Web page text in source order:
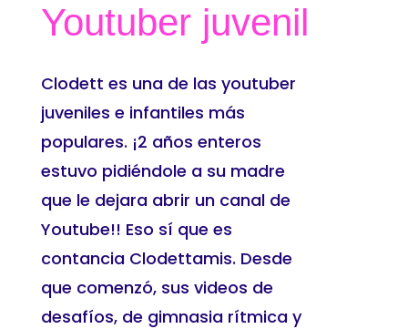
Youtuber juvenil
Clodett es una de las youtuber
juveniles e infantiles más
populares. ¡2 años enteros
estuvo pidiéndole a su madre
que le dejara abrir un canal de
Youtube!! Eso sí que es
contancia Clodettamis. Desde
que comenzó, sus videos de
desafíos, de gimnasia rítmica y